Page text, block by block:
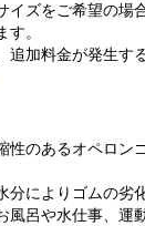
イズをご希望の場
。
追加料金が発生す
性のあるオペロン
分によりゴムの劣
風呂や水仕事、運